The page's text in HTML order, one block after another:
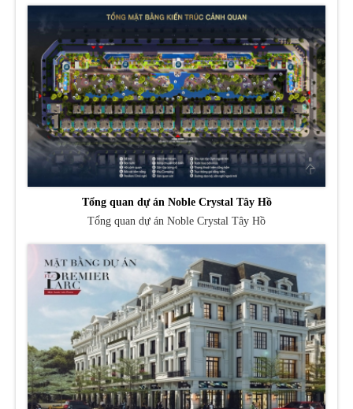
Tổng quan dự án Noble Crystal Tây Hồ
Tổng quan dự án Noble Crystal Tây Hồ